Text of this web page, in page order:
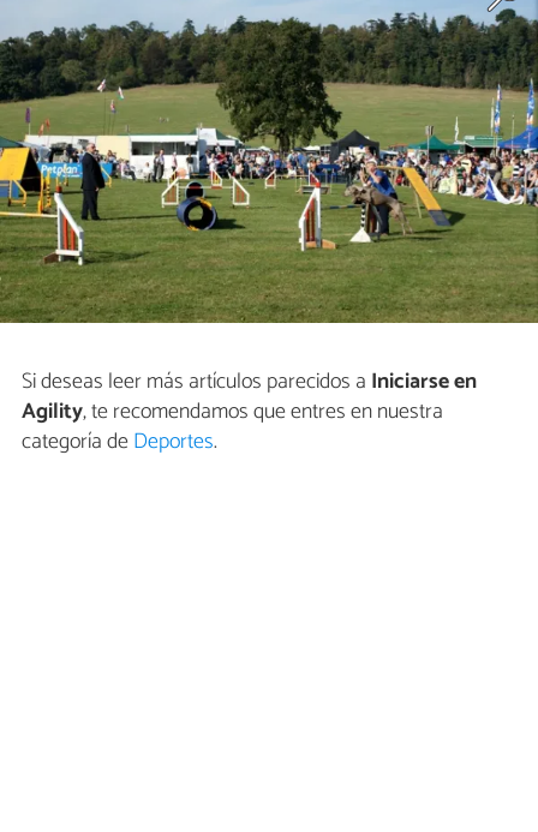
Si deseas leer más artículos parecidos a Iniciarse en
Agility, te recomendamos que entres en nuestra
categoría deDeportes.